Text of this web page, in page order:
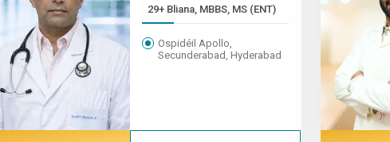
29+ Bliana, MBBS, MS (ENT)
Ospidéil Apollo,
Secunderabad, Hyderabad